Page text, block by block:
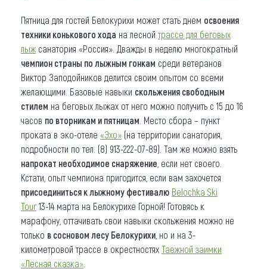
Пятница для гостей Белокурихи может стать днем освоения
техники конькового хода на лесной трассе для беговых
лыж санатория «Россия». Дважды в неделю многократный
чемпион страны по лыжным гонкам среди ветеранов
Виктор Заподойников делится своим опытом со всеми
желающими. Базовые навыки скольжения свободным
стилем на беговых лыжах от него можно получить с 15 до 16
часов по вторникам и пятницам . Место сбора – пункт
проката в эко-отеле «Эхо» (на территории санатория,
подробности по тел. (8) 913-222-07-89). Там же можно взять
напрокат необходимое снаряжение , если нет своего.
Кстати, опыт чемпиона пригодится, если вам захочется
присоединиться к лыжному фестивалю Belochka Ski
Tour 13-14 марта на Белокурихе Горной! Готовясь к
марафону, оттачивать свои навыки скольжения можно не
только в сосновом лесу Белокурихи , но и на 3-
километровой трассе в окрестностях Таежной заимки
«Лесная сказка»